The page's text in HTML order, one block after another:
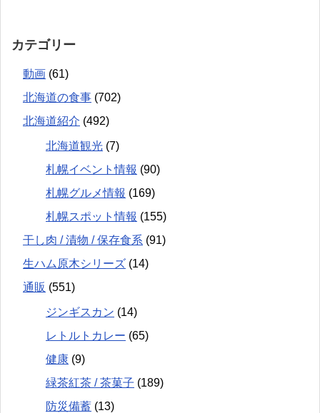
カテゴリー
動画 (61)
北海道の食事 (702)
北海道紹介 (492)
北海道観光 (7)
札幌イベント情報 (90)
札幌グルメ情報 (169)
札幌スポット情報 (155)
干し肉 / 漬物 / 保存食系 (91)
生ハム原木シリーズ (14)
通販 (551)
ジンギスカン (14)
レトルトカレー (65)
健康 (9)
緑茶紅茶 / 茶菓子 (189)
防災備蓄 (13)